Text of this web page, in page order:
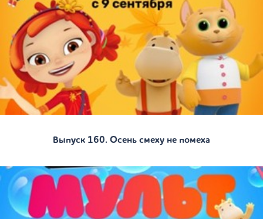
Выпуск 160. Осень смеху не помеха